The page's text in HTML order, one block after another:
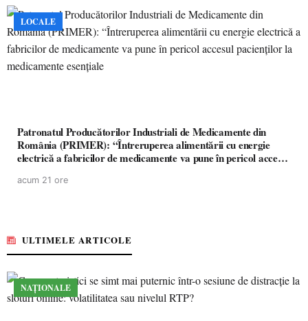
LOCALE
Patronatul Producătorilor Industriali de Medicamente din
România (PRIMER): “Întreruperea alimentării cu energie
electrică a fabricilor de medicamente va pune în pericol accesul
acum 21 ore
ULTIMELE ARTICOLE
NAȚIONALE